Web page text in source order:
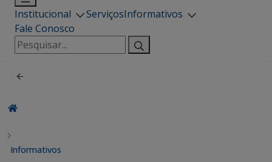
Institucional ServiçosInformativos
Fale Conosco
Pesquisar
por:
Informativos